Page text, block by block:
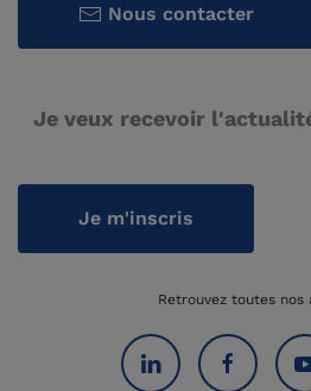
Nous contacter
Je veux recevoir
Je m'inscris
Retrouvez toutes nos